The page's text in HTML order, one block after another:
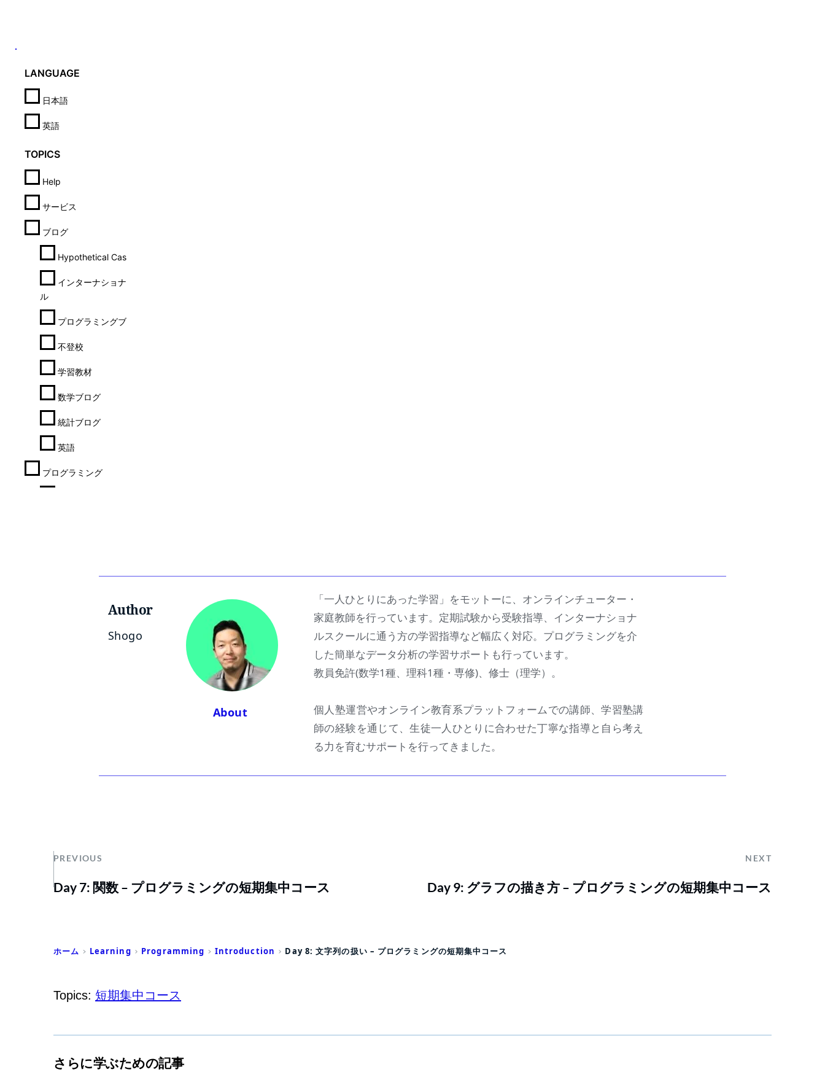
LANGUAGE
日本語
英語
TOPICS
Help
サービス
ブログ
Hypothetical Case
インターナショナルスクー
ル
プログラミングブログ
不登校
学習教材
数学ブログ
統計ブログ
英語
プログラミング
Author
Shogo
About
「一人ひとりにあった学習」をモットーに、オンラインチューター・
家庭教師を行っています。定期試験から受験指導、インターナショナ
ルスクールに通う方の学習指導など幅広く対応。プログラミングを介
した簡単なデータ分析の学習サポートも行っています。
教員免許(数学1種、理科1種・専修)、修士（理学）。
個人塾運営やオンライン教育系プラットフォームでの講師、学習塾講
師の経験を通じて、生徒一人ひとりに合わせた丁寧な指導と自ら考え
る力を育むサポートを行ってきました。
PREVIOUS NEXT
Day 7: 関数 – プログラミングの短期集中コース Day 9: グラフの描き方 – プログラミングの短期集中コース
ホーム Learning Programming Introduction Day 8: 文字列の扱い – プログラミングの短期集中コース
Topics: 短期集中コース
さらに学ぶための記事